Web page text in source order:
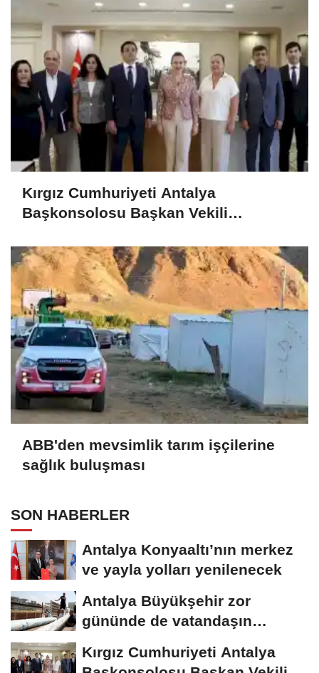
Kırgız Cumhuriyeti Antalya
Başkonsolosu Başkan Vekili
ABB'den mevsimlik tarım işçilerine
sağlık buluşması
SON HABERLER
Antalya Konyaaltı’nın merkez
ve yayla yolları yenilenecek
Antalya Büyükşehir zor
gününde de vatandaşın
Kırgız Cumhuriyeti Antalya